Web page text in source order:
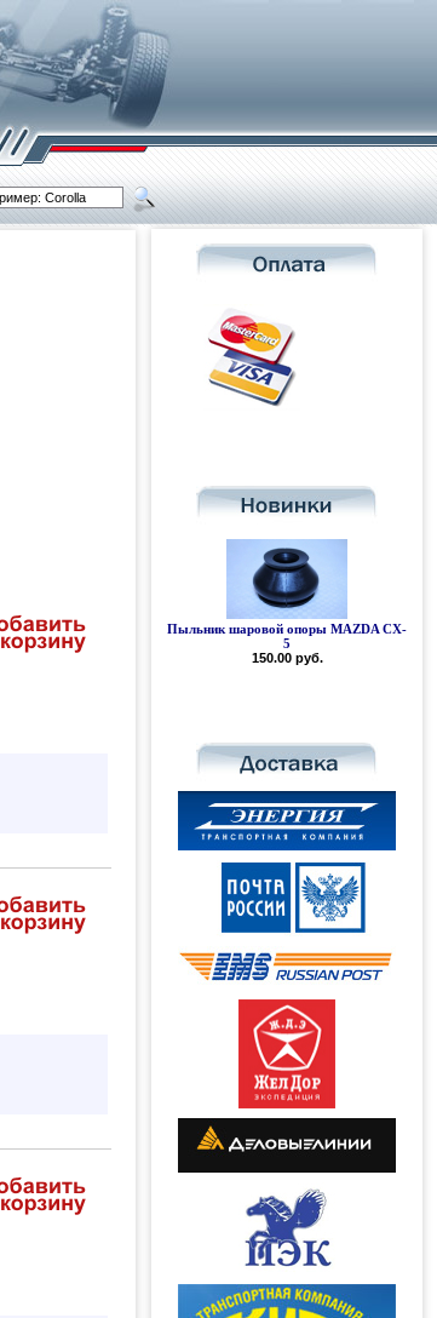
Пыльник шаровой опоры MAZDA CX-
5
150.00 руб.
Силиконовый пыльник шаровой
опоры MAZDA CX-5
300.00 руб.